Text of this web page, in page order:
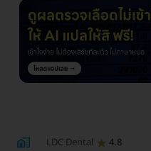
LDC Dental 4.8